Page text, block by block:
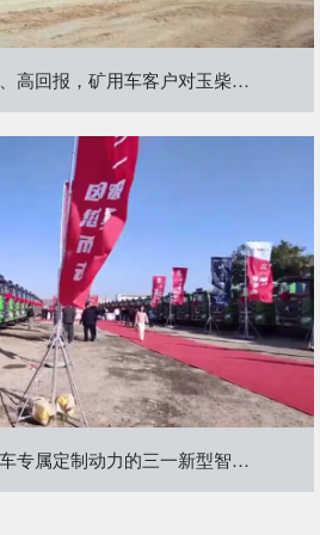
高可靠、高出勤率、高回报，矿用车客户对玉柴K系动力产品赞叹不已
装配玉柴K08 渣土车专属定制动力的三一新型智能国六自卸车200台 首批55台正式交付上海客户 ，专利燃烧技术 ，每年可省3-4万~2